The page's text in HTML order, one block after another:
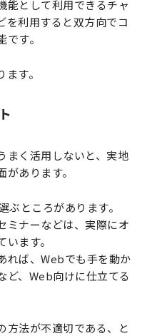
能として利用できるチャ
を利用すると双方向でコ
す。
す。
まく活用しないと、実地
あります。
ぶところがあります。
ミナーなどは、実際にオ
ます。
れば、Webでも手を動か
ど、Web向けに仕立てる
方法が不適切である、と